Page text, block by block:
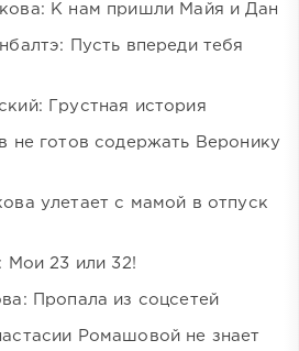
К нам пришли Майя и Дан
Пусть впереди тебя
Грустная история
не готов содержать Веронику
улетает с мамой в отпуск
Мои 23 или 32!
Пропала из соцсетей
Ромашовой не знает